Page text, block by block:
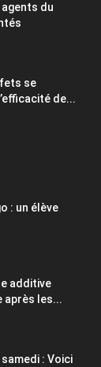
du
se
de...
: un élève
additive
après les...
: Voici